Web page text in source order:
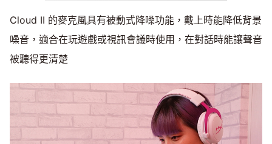
Cloud II 的麥克風具有被動式降噪功能，戴上時能降低背景
噪音，適合在玩遊戲或視訊會議時使用，在對話時能讓聲音
被聽得更清楚